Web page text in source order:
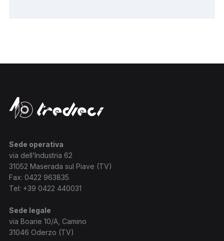
Sede operativa
via dell’Industria 62
31052 Maserada sul Piave (TV)
Fax: 0422 963835
Tel: +39 0422 440031
Sede legale
via Boarie 10/A, Camino
31046 Oderzo (TV)